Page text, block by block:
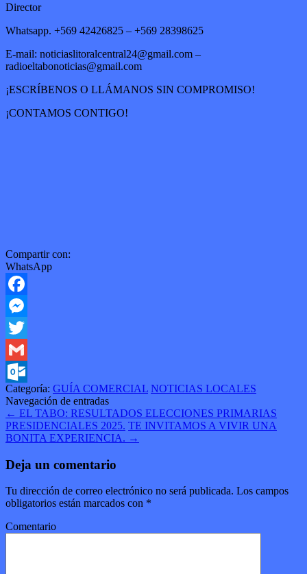
Director
Whatsapp. +569 42426825 – +569 28398625
E-mail: noticiaslitoralcentral24@gmail.com –
radioeltabonoticias@gmail.com
¡ESCRÍBENOS O LLÁMANOS SIN COMPROMISO!
¡CONTAMOS CONTIGO!
Compartir con:
WhatsApp
Facebook
Messenger
Twitter
Gmail
Outlook.com
Categoría: GUÍA COMERCIAL NOTICIAS LOCALES
Navegación de entradas
← EL TABO: RESULTADOS ELECCIONES PRIMARIAS
PRESIDENCIALES 2025. TE INVITAMOS A VIVIR UNA
BONITA EXPERIENCIA. →
Deja un comentario
Tu dirección de correo electrónico no será publicada. Los campos
obligatorios están marcados con *
Comentario